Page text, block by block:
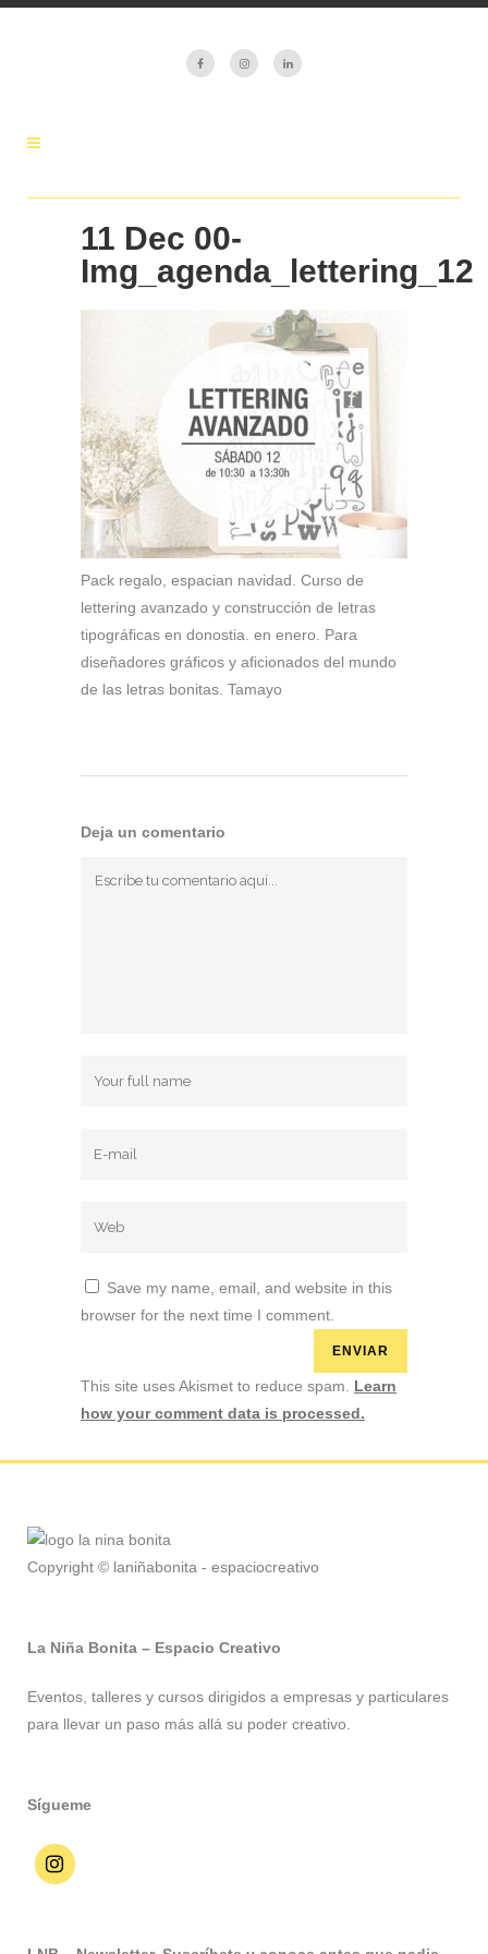
11 Dec 00-
Img_agenda_lettering_12
Pack regalo, espacian navidad. Curso de
lettering avanzado y construcción de letras
tipográficas en donostia. en enero. Para
diseñadores gráficos y aficionados del mundo
de las letras bonitas. Tamayo
Deja un comentario
Save my name, email, and website in this
browser for the next time I comment.
This site uses Akismet to reduce spam. Learn
how your comment data is processed.
Copyright © laniñabonita - espaciocreativo
La Niña Bonita – Espacio Creativo
Eventos, talleres y cursos dirigidos a empresas y particulares
para llevar un paso más allá su poder creativo.
Sígueme